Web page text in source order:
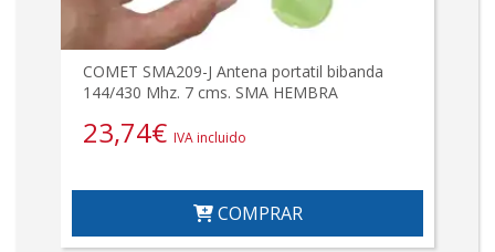
COMET SMA209-J Antena portatil bibanda
144/430 Mhz. 7 cms. SMA HEMBRA
23,74€ IVA incluido
COMPRAR